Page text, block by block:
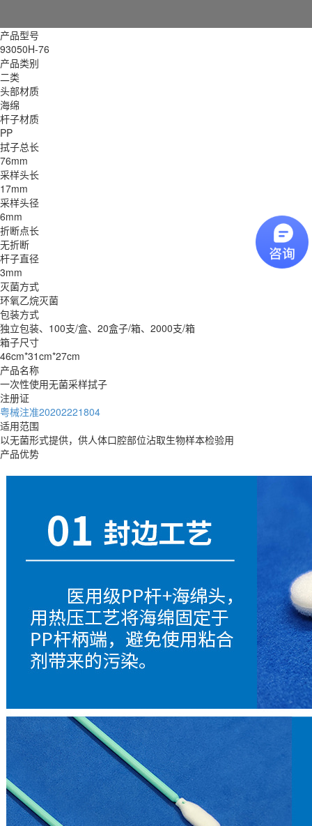
产品型号
93050H-76
产品类别
二类
头部材质
海绵
杆子材质
PP
拭子总长
76mm
采样头长
17mm
采样头径
6mm
折断点长
无折断
杆子直径
3mm
灭菌方式
环氧乙烷灭菌
包装方式
独立包装、100支/盒、20盒子/箱、2000支/箱
箱子尺寸
46cm*31cm*27cm
产品名称
一次性使用无菌采样拭子
注册证
粤械注准20202221804
适用范围
以无菌形式提供，供人体口腔部位沾取生物样本检验用
产品优势